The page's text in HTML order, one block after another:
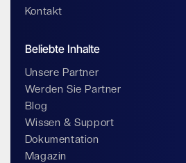
Kontakt
Beliebte Inhalte
Unsere Partner
Werden Sie Partner
Blog
Wissen & Support
Dokumentation
Magazin